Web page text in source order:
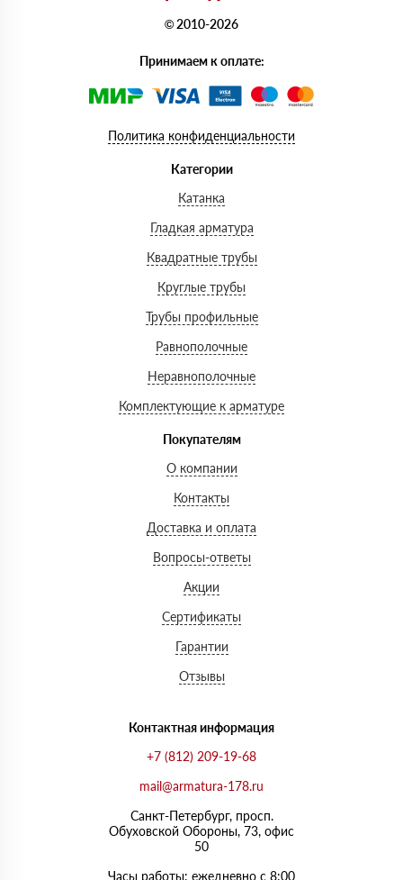
© 2010-2026
Принимаем к оплате:
Политика конфиденциальности
Категории
Катанка
Гладкая арматура
Квадратные трубы
Круглые трубы
Трубы профильные
Равнополочные
Неравнополочные
Комплектующие к арматуре
Покупателям
О компании
Контакты
Доставка и оплата
Вопросы-ответы
Акции
Сертификаты
Гарантии
Отзывы
Контактная информация
+7 (812) 209-19-68
mail@armatura-178.ru
Санкт-Петербург, просп.
Обуховской Обороны, 73, офис
50
Часы работы: ежедневно с 8:00